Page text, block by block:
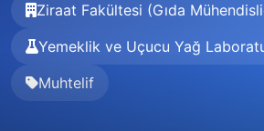
Ziraat Fakültesi (Gıda
Yemeklik ve Uçucu Yağ
Muhtelif